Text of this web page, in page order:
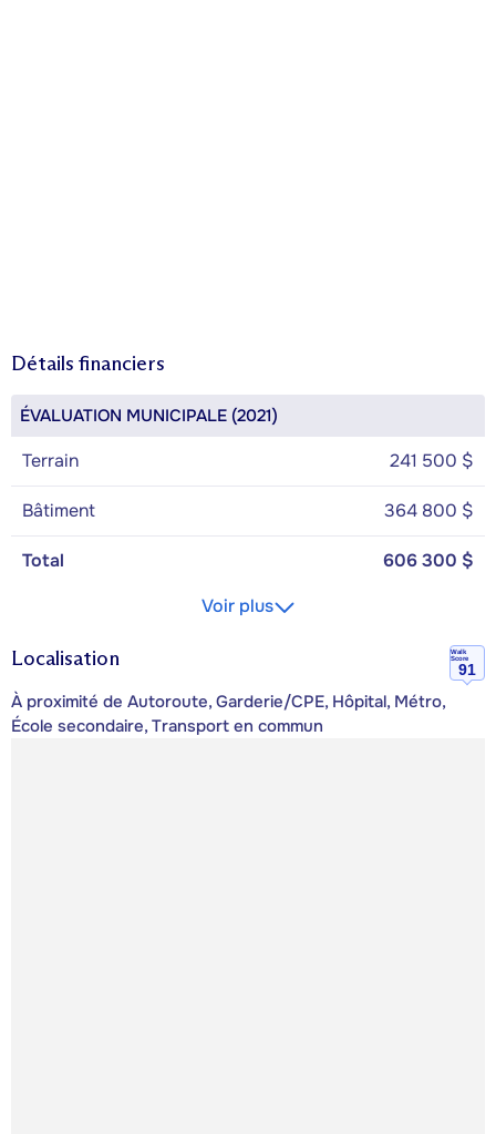
Détails financiers
ÉVALUATION MUNICIPALE (2021)
Terrain 241 500 $
Bâtiment 364 800 $
Total
606 300 $
Voir plus
Localisation
Walk
Score
91
À proximité de Autoroute, Garderie/CPE, Hôpital, Métro,
École secondaire, Transport en commun